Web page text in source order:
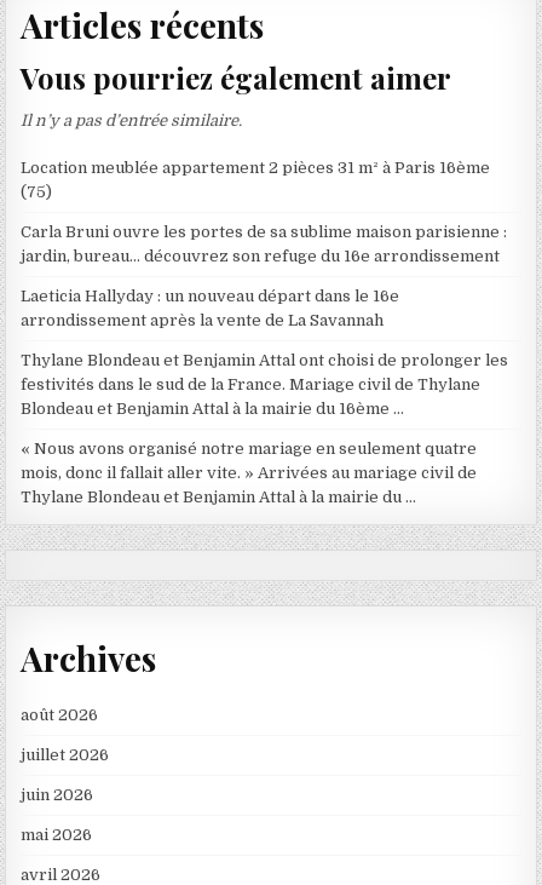
Articles récents
Vous pourriez également aimer
Il n’y a pas d’entrée similaire.
Location meublée appartement 2 pièces 31 m² à Paris 16ème
(75)
Carla Bruni ouvre les portes de sa sublime maison parisienne :
jardin, bureau… découvrez son refuge du 16e arrondissement
Laeticia Hallyday : un nouveau départ dans le 16e
arrondissement après la vente de La Savannah
Thylane Blondeau et Benjamin Attal ont choisi de prolonger les
festivités dans le sud de la France. Mariage civil de Thylane
Blondeau et Benjamin Attal à la mairie du 16ème …
« Nous avons organisé notre mariage en seulement quatre
mois, donc il fallait aller vite. » Arrivées au mariage civil de
Thylane Blondeau et Benjamin Attal à la mairie du …
Archives
août 2026
juillet 2026
juin 2026
mai 2026
avril 2026